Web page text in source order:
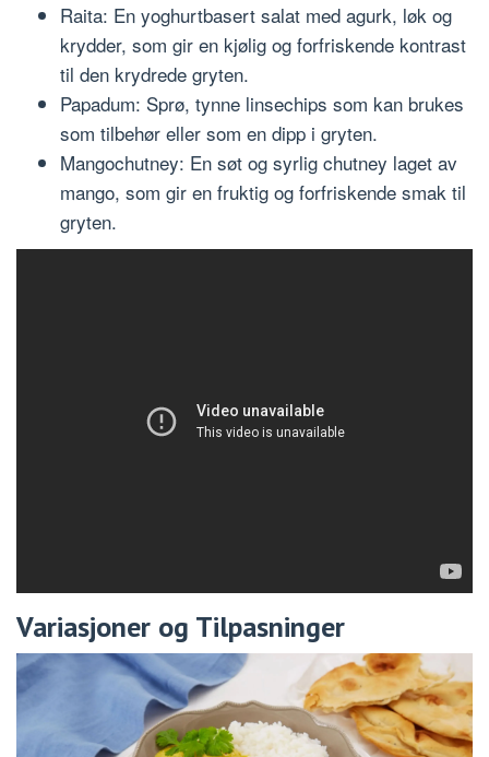
Raita: En yoghurtbasert salat med agurk, løk og
krydder, som gir en kjølig og forfriskende kontrast
til den krydrede gryten.
Papadum: Sprø, tynne linsechips som kan brukes
som tilbehør eller som en dipp i gryten.
Mangochutney: En søt og syrlig chutney laget av
mango, som gir en fruktig og forfriskende smak til
gryten.
Variasjoner og Tilpasninger